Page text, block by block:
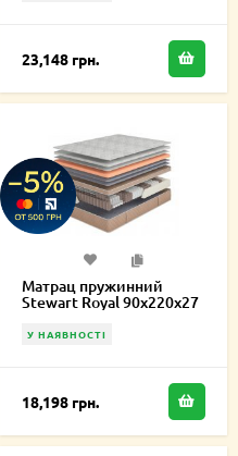
23,148 грн.
Матрац пружинний
Stewart Royal 90х220х27
У НАЯВНОСТІ
18,198 грн.